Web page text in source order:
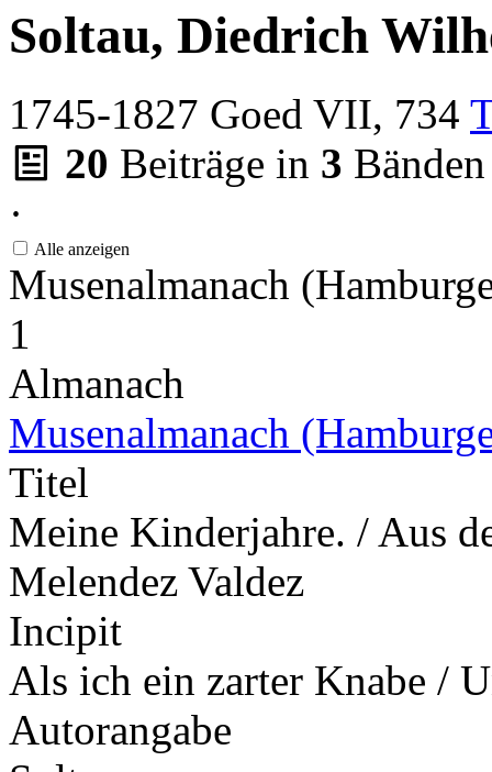
Soltau, Diedrich
1745-1827 Goed VII, 734
20 Beiträge in 3 Bänden
·
Alle anzeigen
Musenalmanach
1
Almanach
Musenalmanach
Titel
Meine Kinderjahre. / Aus
Melendez Valdez
Incipit
Als ich ein zarter Knabe /
Autorangabe